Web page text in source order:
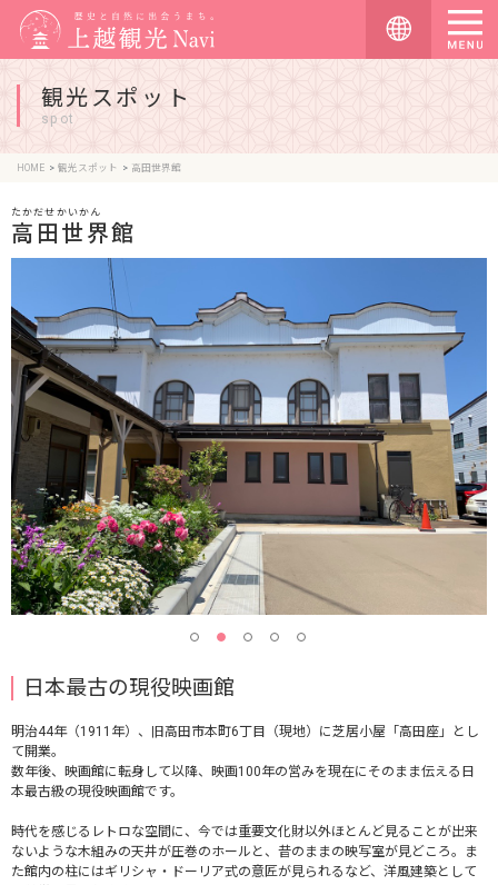
観光スポット
spot
HOME 観光スポット 高田世界館
高田世界館
たかだせかいかん
日本最古の現役映画館
明治44年（1911年）、旧高田市本町6丁目（現地）に芝居小屋「高田座」とし
て開業。
数年後、映画館に転身して以降、映画100年の営みを現在にそのまま伝える日
本最古級の現役映画館です。
時代を感じるレトロな空間に、今では重要文化財以外ほとんど見ることが出来
ないような木組みの天井が圧巻のホールと、昔のままの映写室が見どころ。ま
た館内の柱にはギリシャ・ドーリア式の意匠が見られるなど、洋風建築として